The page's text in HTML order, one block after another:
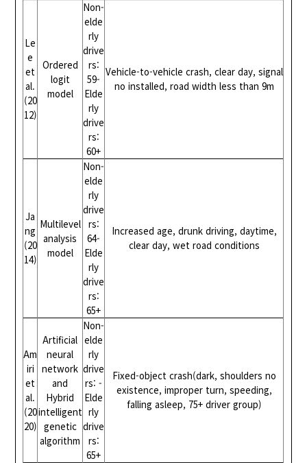
Le
e
et
al.
(20
12)
Ordered
logit
model
Non-
elde
rly
drive
rs:
59-
Elde
rly
drive
rs:
60+
Vehicle-to-vehicle crash, clear day, signal
no installed, road width less than 9m
Ja
ng
(20
14)
Multilevel
analysis
model
Non-
elde
rly
drive
rs:
64-
Elde
rly
drive
rs:
65+
Increased age, drunk driving, daytime,
clear day, wet road conditions
Am
iri
et
al.
(20
20)
Artificial
neural
network
and
Hybrid
intelligent
genetic
algorithm
Non-
elde
rly
drive
rs: -
Elde
rly
drive
rs:
65+
Fixed-object crash(dark, shoulders no
existence, improper turn, speeding,
falling asleep, 75+ driver group)